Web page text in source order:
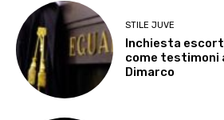
STILE JUVE
Inchiesta
come testimoni
Dimarco